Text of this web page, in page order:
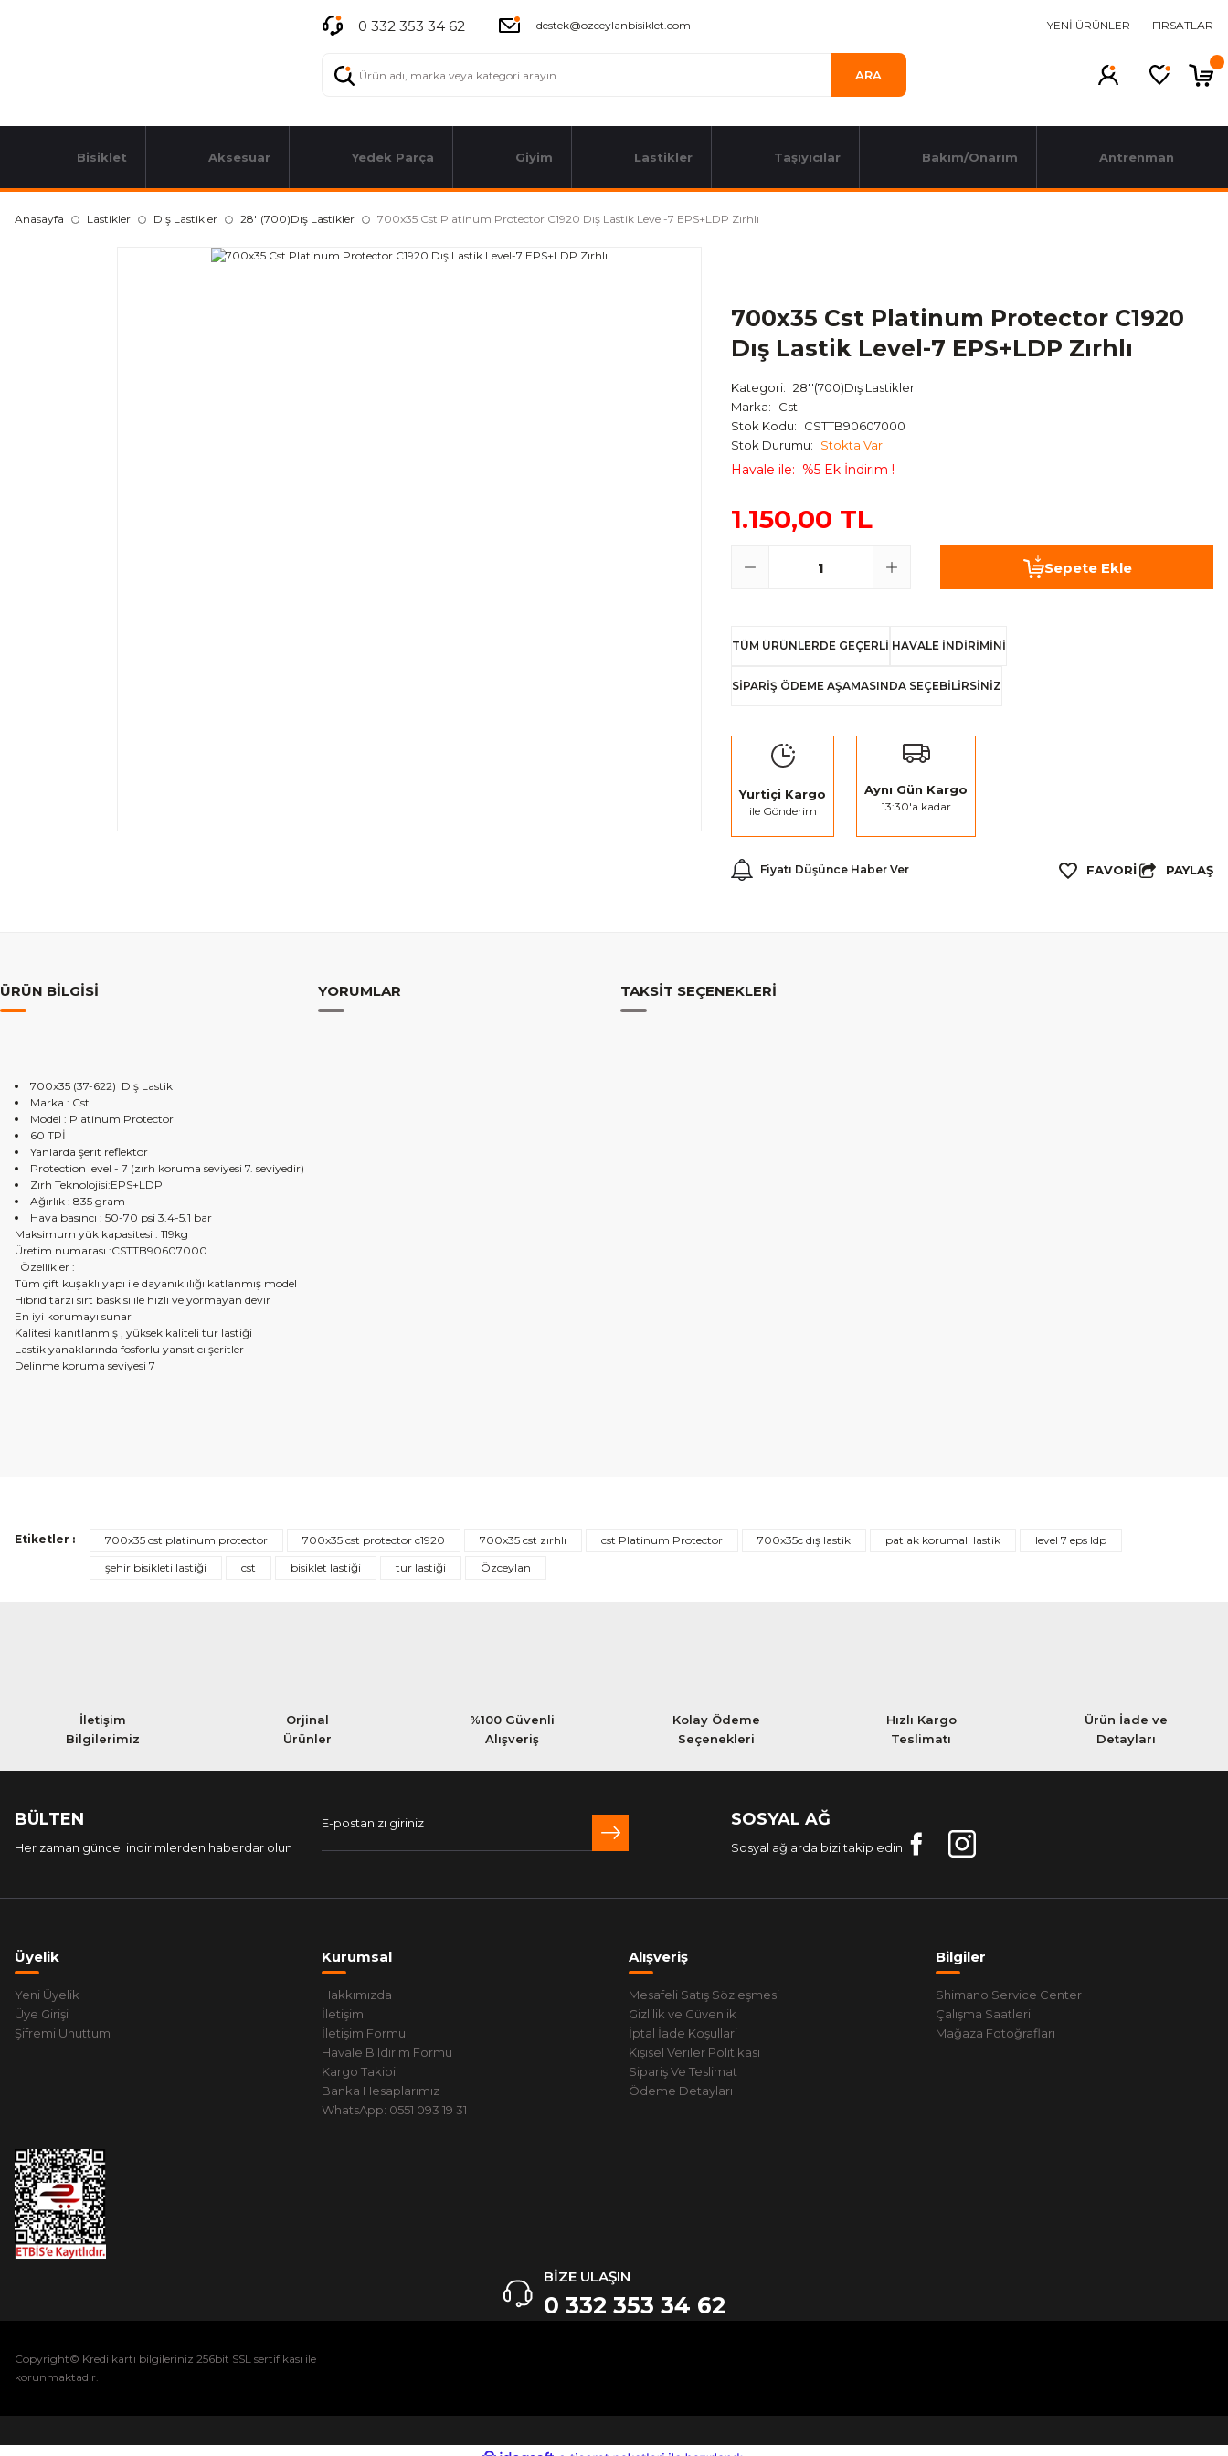
0 332 353 34 62 destek@ozceylanbisiklet.com YENİ ÜRÜNLER FIRSATLAR
ARA
Bisiklet Aksesuar Yedek Parça Giyim Lastikler Taşıyıcılar Bakım/Onarım Antrenman
Anasayfa Lastikler Dış Lastikler 28''(700)Dış Lastikler 700x35 Cst Platinum Protector C1920 Dış Lastik Level-7 EPS+LDP Zırhlı
700x35 Cst Platinum Protector C1920
Dış Lastik Level-7 EPS+LDP Zırhlı
Kategori
28''(700)Dış Lastikler
Marka
Cst
Stok Kodu
CSTTB90607000
Stok Durumu
Stokta Var
Havale ile %5 Ek İndirim !
1.150,00 TL
Sepete Ekle
TÜM ÜRÜNLERDE GEÇERLİ HAVALE İNDİRİMİNİ
SİPARİŞ ÖDEME AŞAMASINDA SEÇEBİLİRSİNİZ
Yurtiçi Kargo
ile Gönderim
Aynı Gün Kargo
13:30'a kadar
Fiyatı Düşünce Haber Ver PAYLAŞ
ÜRÜN BILGISI YORUMLAR TAKSIT SEÇENEKLERI
700x35 (37-622) Dış Lastik
Marka : Cst
Model : Platinum Protector
60 TPİ
Yanlarda şerit reflektör
Protection level - 7 (zırh koruma seviyesi 7. seviyedir)
Zırh Teknolojisi:EPS+LDP
Ağırlık : 835 gram
Hava basıncı : 50-70 psi 3.4-5.1 bar
Maksimum yük kapasitesi : 119kg
Üretim numarası :CSTTB90607000
Özellikler :
Tüm çift kuşaklı yapı ile dayanıklılığı katlanmış model
Hibrid tarzı sırt baskısı ile hızlı ve yormayan devir
En iyi korumayı sunar
Kalitesi kanıtlanmış , yüksek kaliteli tur lastiği
Lastik yanaklarında fosforlu yansıtıcı şeritler
Delinme koruma seviyesi 7
SÜPER HIZLI
Lastiklerim 24 saat geçmeden Konya'dan Balıkesir Edremit'e ulaştı, süper hızlı.
Daha önce Cst Sensamo Sumo modelini kullandım. Seviye 5 koruması vardı. Ona göre daha dişli bir lastik tabanı var ve yanaklar daha güçlü gibi duruyor. Umarım uzun süre kullanırım.
Güzel Ürün teşekkürler...
Yorum Yaz
Etiketler : 700x35 cst platinum protector 700x35 cst protector c1920 700x35 cst zırhlı cst Platinum Protector 700x35c dış lastik patlak korumalı lastik
level 7 eps ldp
şehir bisikleti lastiği
cst bisiklet lastiği tur lastiği Özceylan
İletişim
Bilgilerimiz
Orjinal
Ürünler
%100 Güvenli
Alışveriş
Kolay Ödeme
Seçenekleri
Hızlı Kargo
Teslimatı
Ürün İade ve
Detayları
BÜLTEN
Her zaman güncel indirimlerden haberdar olun
SOSYAL AĞ
Sosyal ağlarda bizi takip edin
Üyelik
Yeni Üyelik
Üye Girişi
Şifremi Unuttum
Kurumsal
Hakkımızda
İletişim
İletişim Formu
Havale Bildirim Formu
Kargo Takibi
Banka Hesaplarımız
WhatsApp: 0551 093 19 31
Alışveriş
Mesafeli Satış Sözleşmesi
Gizlilik ve Güvenlik
İptal İade Koşullari
Kişisel Veriler Politikası
Sipariş Ve Teslimat
Ödeme Detayları
Bilgiler
Shimano Service Center
Çalışma Saatleri
Mağaza Fotoğrafları
BİZE ULAŞIN
0 332 353 34 62
Copyright© Kredi kartı bilgileriniz 256bit SSL sertifikası ile
korunmaktadır.